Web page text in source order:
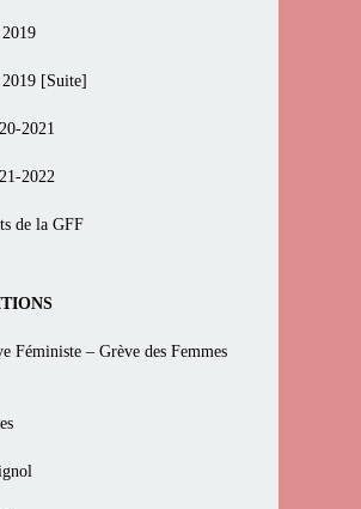
2019
2019 [Suite]
2021
2022
de la GFF
Féministe – Grève des Femmes